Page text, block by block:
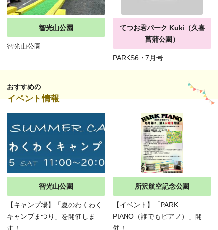
智光山公園
智光山公園
てつお君パーク Kuki（久喜
菖蒲公園）
PARKS6・7月号
おすすめの
イベント情報
智光山公園
【キャンプ場】「夏のわくわく
キャンプまつり」を開催しま
す！
所沢航空記念公園
【イベント】「PARK
PIANO（誰でもピアノ）」開
催！